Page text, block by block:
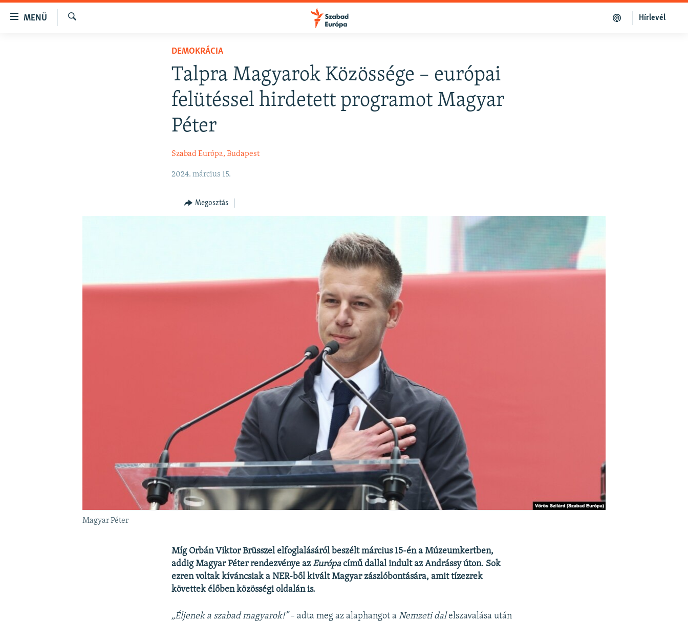
Akadálymentes
MENÜ
A MÚLT TANULSÁGAI
Hírlevél
DEMOKRÁCIA
Talpra Magyarok Közössége – európai
felütéssel hirdetett programot Magyar
Péter
Szabad Európa, Budapest
2024. március 15.
Megosztás
Magyar Péter
Míg Orbán Viktor Brüsszel elfoglalásáról beszélt március 15-én a Múzeumkertben,
addig Magyar Péter rendezvénye azEurópacímű dallal indult az Andrássy úton. Sok
ezren voltak kíváncsiak a NER-ből kivált Magyar zászlóbontására, amit tízezrek
követtek élőben közösségi oldalán is.
„Éljenek a szabad magyarok!”– adta meg az alaphangot aNemzeti dalelszavalása után